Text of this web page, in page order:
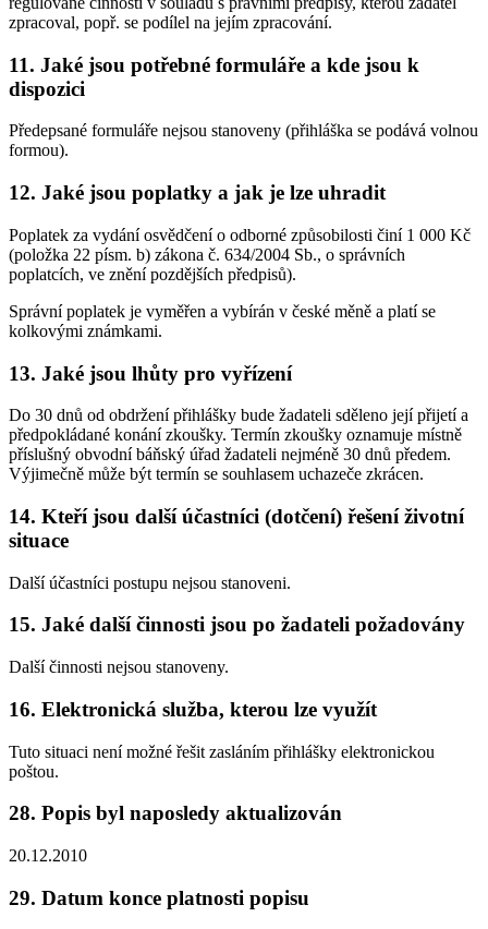
zpracoval, popř. se podílel na jejím zpracování.
11. Jaké jsou potřebné formuláře a kde jsou k
dispozici
Předepsané formuláře nejsou stanoveny (přihláška se podává volnou
formou).
12. Jaké jsou poplatky a jak je lze uhradit
Poplatek za vydání osvědčení o odborné způsobilosti činí 1 000 Kč
(položka 22 písm. b) zákona č. 634/2004 Sb., o správních
poplatcích, ve znění pozdějších předpisů).
Správní poplatek je vyměřen a vybírán v české měně a platí se
kolkovými známkami.
13. Jaké jsou lhůty pro vyřízení
Do 30 dnů od obdržení přihlášky bude žadateli sděleno její přijetí a
předpokládané konání zkoušky. Termín zkoušky oznamuje místně
příslušný obvodní báňský úřad žadateli nejméně 30 dnů předem.
Výjimečně může být termín se souhlasem uchazeče zkrácen.
14. Kteří jsou další účastníci (dotčení) řešení životní
situace
Další účastníci postupu nejsou stanoveni.
15. Jaké další činnosti jsou po žadateli požadovány
Další činnosti nejsou stanoveny.
16. Elektronická služba, kterou lze využít
Tuto situaci není možné řešit zasláním přihlášky elektronickou
poštou.
28. Popis byl naposledy aktualizován
20.12.2010
29. Datum konce platnosti popisu